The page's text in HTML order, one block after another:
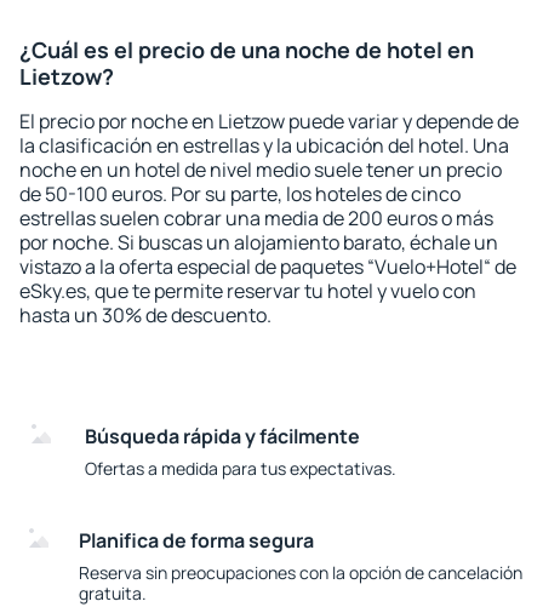
¿Cuál es el precio de una noche de hotel en
Lietzow?
El precio por noche en Lietzow puede variar y depende de
la clasificación en estrellas y la ubicación del hotel. Una
noche en un hotel de nivel medio suele tener un precio
de 50-100 euros. Por su parte, los hoteles de cinco
estrellas suelen cobrar una media de 200 euros o más
por noche. Si buscas un alojamiento barato, échale un
vistazo a la oferta especial de paquetes “Vuelo+Hotel“ de
eSky.es, que te permite reservar tu hotel y vuelo con
hasta un 30% de descuento.
Búsqueda rápida y fácilmente
Ofertas a medida para tus expectativas.
Planifica de forma segura
Reserva sin preocupaciones con la opción de cancelación
gratuita.